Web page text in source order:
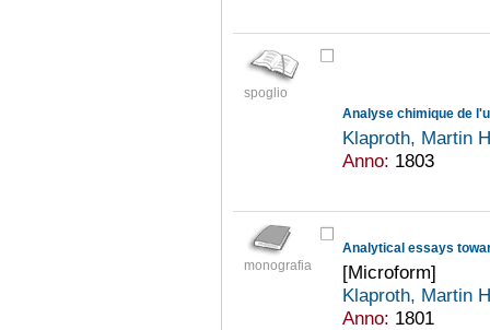
spoglio
Analyse chimique de
Klaproth, Martin
Anno: 1803
monografia
[Microform]
Klaproth, Martin
Anno: 1801